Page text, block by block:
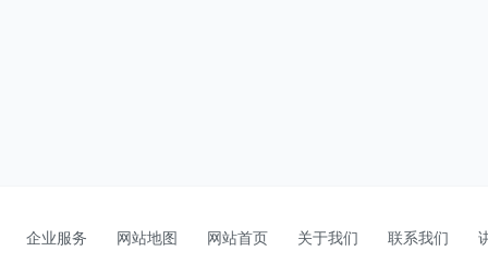
企业服务 网站地图 网站首页 关于我们 联系我们